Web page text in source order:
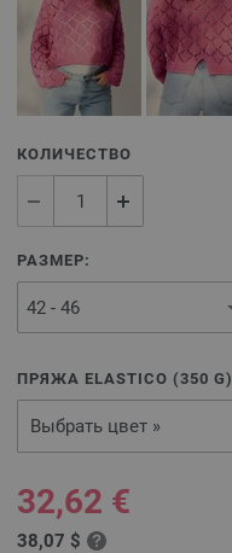
КОЛИЧЕСТВО
РАЗМЕР:
ПРЯЖА ELASTICO (350 G)
Выбрать цвет »
32,62 €
38,07 $